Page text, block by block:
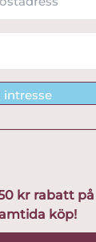
intresse
kr rabatt
köp!